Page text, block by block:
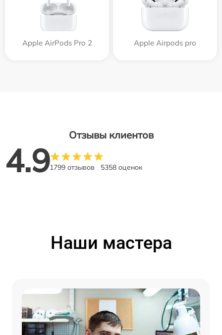
Apple AirPods Pro 2 Apple Airpods pro
Отзывы клиентов
4.91799 отзывов 5358 оценок
Наши мастера